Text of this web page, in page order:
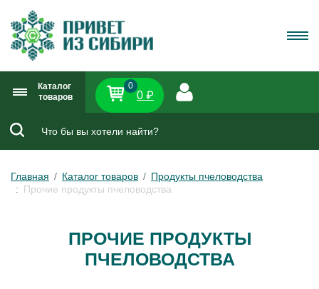
Каталог
товаров
0
0 ₽
Главная Каталог товаров
Продукты пчеловодства
Прочие продукты пчеловодства
ПРОЧИЕ ПРОДУКТЫ
ПЧЕЛОВОДСТВА